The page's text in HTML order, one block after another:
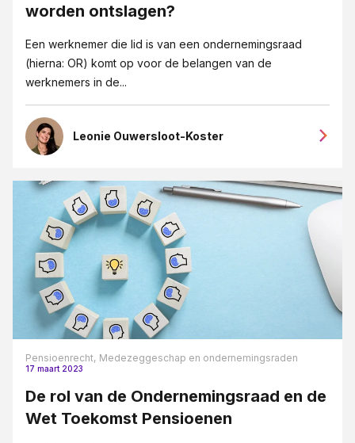
worden ontslagen?
Een werknemer die lid is van een ondernemingsraad
(hierna: OR) komt op voor de belangen van de
werknemers in de...
Leonie Ouwersloot-Koster
Pensioenrecht, Medezeggeschap en ondernemingsraden
17 maart 2023
De rol van de Ondernemingsraad en de
Wet Toekomst Pensioenen